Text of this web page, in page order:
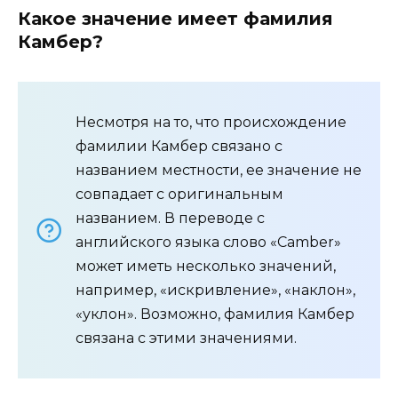
Какое значение имеет фамилия
Камбер?
Несмотря на то, что происхождение
фамилии Камбер связано с
названием местности, ее значение не
совпадает с оригинальным
названием. В переводе с
английского языка слово «Camber»
может иметь несколько значений,
например, «искривление», «наклон»,
«уклон». Возможно, фамилия Камбер
связана с этими значениями.